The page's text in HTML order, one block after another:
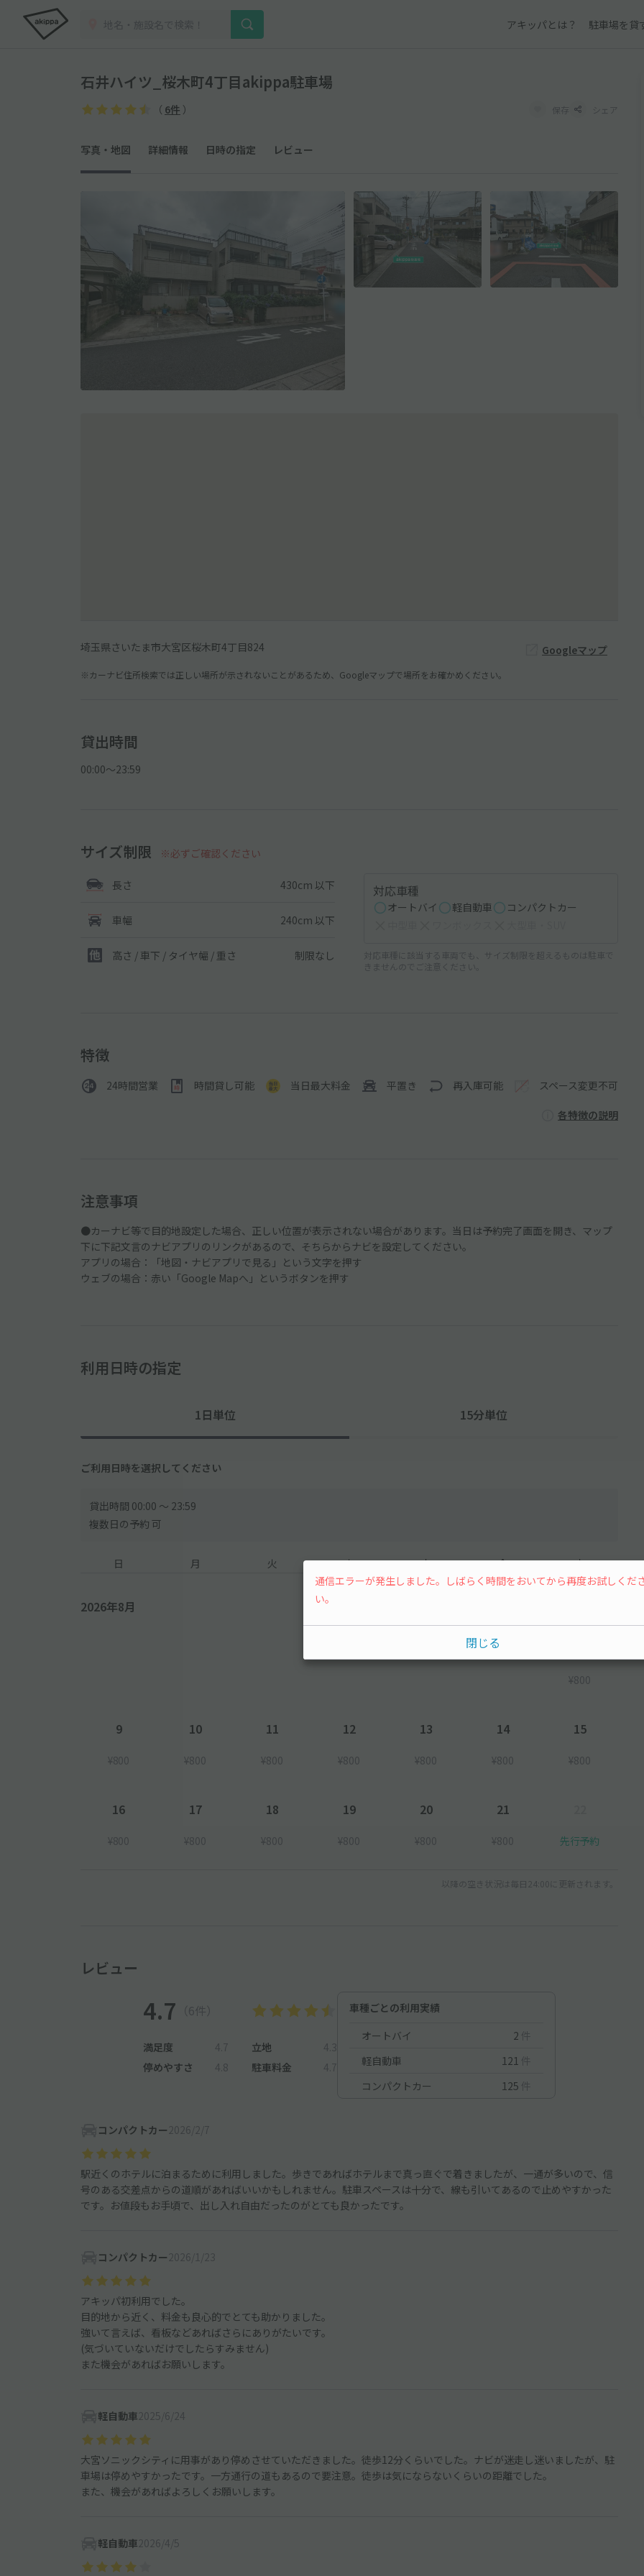
アキッパとは？ 駐車場を貸
石井ハイツ_桜木町4丁目akippa駐車場
（ 6件 ） 保存 シェア
写真・地図 詳細情報 日時の指定 レビュー
埼玉県さいたま市大宮区桜木町4丁目824 Googleマップ
※カーナビ住所検索では正しい場所が示されないことがあるため、Googleマップで場所をお確かめください。
貸出時間
00:00〜23:59
サイズ制限 ※必ずご確認ください
長さ 430cm 以下
車幅 240cm 以下
高さ / 車下 / タイヤ幅 / 重さ 制限なし
対応車種
オートバイ 軽自動車
コンパクトカー
対応車種に該当する車両でも、サイズ制限を超えるものは駐車で
きませんのでご注意ください。
特徴
24時間営業 時間貸し可能 当日最大料金 平置き 再入庫可能 スペース変更不可
各特徴の説明
注意事項
●カーナビ等で目的地設定した場合、正しい位置が表示されない場合があります。当日は予約完了画面を開き、マップ
下に下記文言のナビアプリのリンクがあるので、そちらからナビを設定してください。
アプリの場合：「地図・ナビアプリで見る」という文字を押す
ウェブの場合：赤い「Google Mapへ」というボタンを押す
利用日時の指定
1日単位 15分単位
ご利用日時を選択してください
貸出時間 00:00 〜 23:59
複数日の予約 可
日 月 火 水 木 金 土
2026年8月
¥800
9
¥800
10
¥800
11
¥800
12
¥800
13
¥800
14
¥800
15
¥800
16
¥800
17
¥800
18
¥800
19
¥800
20
¥800
21
¥800 先行予約
以降の空き状況は毎日24:00に更新されます。
レビュー
4.7 （6件）
満足度 4.7 立地
4.3
停めやすさ
4.8 駐車料金 4.7
車種ごとの利用実績
オートバイ
2 件
軽自動車
121 件
コンパクトカー
125 件
コンパクトカー2026/2/7
駅近くのホテルに泊まるために利用しました。歩きであればホテルまで真っ直ぐで着きましたが、一通が多いので、信
号のある交差点からの道順があればいいかもしれません。駐車スペースは十分で、線も引いてあるので止めやすかった
です。お値段もお手頃で、出し入れ自由だったのがとても良かったです。
コンパクトカー2026/1/23
アキッパ初利用でした。
目的地から近く、料金も良心的でとても助かりました。
強いて言えば、看板などあればさらにありがたいです。
(気づいていないだけでしたらすみません)
また機会があればお願いします。
軽自動車2025/6/24
大宮ソニックシティに用事があり停めさせていただきました。徒歩12分くらいでした。ナビが迷走し迷いましたが、駐
車場は停めやすかったです。一方通行の道もあるので要注意。徒歩は気にならないくらいの距離でした。
また、機会があればよろしくお願いします。
軽自動車2026/4/5
通信エラーが発生しました。しばらく時間をおいてから再度お試しくだ
い。
閉じる